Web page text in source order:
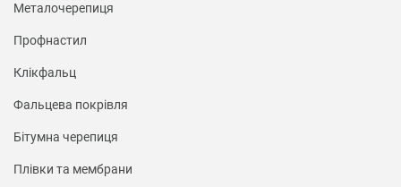
Металочерепиця
Профнастил
Клікфальц
Фальцева покрівля
Бітумна черепиця
Плівки та мембрани